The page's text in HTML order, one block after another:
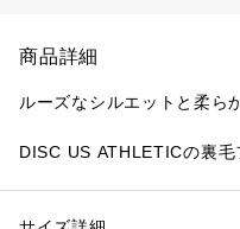
商品詳細
ルーズなシルエットと柔ら
DISC US ATHLETICの裏毛